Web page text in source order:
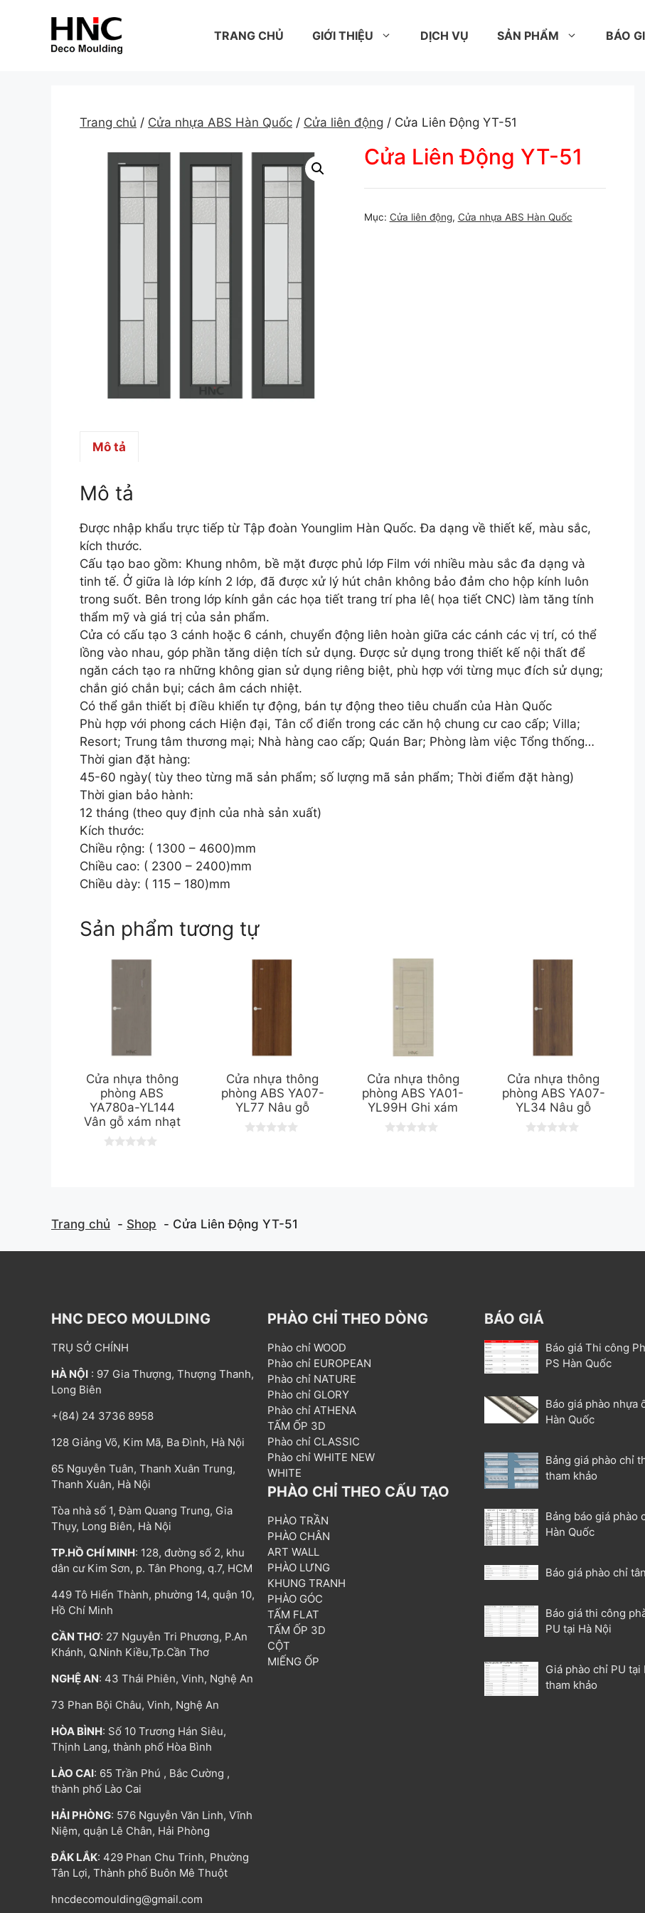
TRANG CHỦ GIỚI THIỆU DỊCH VỤ SẢN PHẨM BÁO
Trang chủ / Cửa nhựa ABS Hàn Quốc / Cửa liên động / Cửa Liên Động YT-51
Cửa Liên Động YT-51
Mục: Cửa liên động, Cửa nhựa ABS Hàn Quốc
Mô tả
Mô tả
Được nhập khẩu trực tiếp từ Tập đoàn Younglim Hàn Quốc. Đa dạng về thiết kế, màu sắc,
kích thước.
Cấu tạo bao gồm: Khung nhôm, bề mặt được phủ lớp Film với nhiều màu sắc đa dạng và
tinh tế. Ở giữa là lớp kính 2 lớp, đã được xử lý hút chân không bảo đảm cho hộp kính luôn
trong suốt. Bên trong lớp kính gắn các họa tiết trang trí pha lê( họa tiết CNC) làm tăng tính
thẩm mỹ và giá trị của sản phẩm.
Cửa có cấu tạo 3 cánh hoặc 6 cánh, chuyển động liên hoàn giữa các cánh các vị trí, có thể
lồng vào nhau, góp phần tăng diện tích sử dụng. Được sử dụng trong thiết kế nội thất để
ngăn cách tạo ra những không gian sử dụng riêng biệt, phù hợp với từng mục đích sử dụng;
chắn gió chắn bụi; cách âm cách nhiệt.
Có thể gắn thiết bị điều khiển tự động, bán tự động theo tiêu chuẩn của Hàn Quốc
Phù hợp với phong cách Hiện đại, Tân cổ điển trong các căn hộ chung cư cao cấp; Villa;
Resort; Trung tâm thương mại; Nhà hàng cao cấp; Quán Bar; Phòng làm việc Tổng thống…
Thời gian đặt hàng:
45-60 ngày( tùy theo từng mã sản phẩm; số lượng mã sản phẩm; Thời điểm đặt hàng)
Thời gian bảo hành:
12 tháng (theo quy định của nhà sản xuất)
Kích thước:
Chiều rộng: ( 1300 – 4600)mm
Chiều cao: ( 2300 – 2400)mm
Chiều dày: ( 115 – 180)mm
Sản phẩm tương tự
Cửa nhựa thông
phòng ABS
YA780a-YL144
Vân gỗ xám nhạt
Cửa nhựa thông
phòng ABS YA07-
YL77 Nâu gỗ
Cửa nhựa thông
phòng ABS YA01-
YL99H Ghi xám
Cửa nhựa thông
phòng ABS YA07-
YL34 Nâu gỗ
Trang chủ Shop Cửa Liên Động YT-51
HNC DECO MOULDING
TRỤ SỞ CHÍNH
HÀ NỘI : 97 Gia Thượng, Thượng Thanh,
Long Biên
+(84) 24 3736 8958
128 Giảng Võ, Kim Mã, Ba Đình, Hà Nội
65 Nguyễn Tuân, Thanh Xuân Trung,
Thanh Xuân, Hà Nội
Tòa nhà số 1, Đàm Quang Trung, Gia
Thụy, Long Biên, Hà Nội
TP.HỒ CHÍ MINH: 128, đường số 2, khu
dân cư Kim Sơn, p. Tân Phong, q.7, HCM
449 Tô Hiến Thành, phường 14, quận 10,
Hồ Chí Minh
CẦN THƠ: 27 Nguyễn Tri Phương, P.An
Khánh, Q.Ninh Kiều,Tp.Cần Thơ
NGHỆ AN: 43 Thái Phiên, Vinh, Nghệ An
73 Phan Bội Châu, Vinh, Nghệ An
HÒA BÌNH: Số 10 Trương Hán Siêu,
Thịnh Lang, thành phố Hòa Bình
LÀO CAI: 65 Trần Phú , Bắc Cường ,
thành phố Lào Cai
HẢI PHÒNG: 576 Nguyễn Văn Linh, Vĩnh
Niệm, quận Lê Chân, Hải Phòng
ĐẮK LẮK: 429 Phan Chu Trinh, Phường
Tân Lợi, Thành phố Buôn Mê Thuột
hncdecomoulding@gmail.com
PHÀO CHỈ THEO DÒNG
Phào chỉ WOOD
Phào chỉ EUROPEAN
Phào chỉ NATURE
Phào chỉ GLORY
Phào chỉ ATHENA
TẤM ỐP 3D
Phào chỉ CLASSIC
Phào chỉ WHITE NEW
WHITE
PHÀO CHỈ THEO CẤU TẠO
PHÀO TRẦN
PHÀO CHÂN
ART WALL
PHÀO LƯNG
KHUNG TRANH
PHÀO GÓC
TẤM FLAT
TẤM ỐP 3D
CỘT
MIẾNG ỐP
BÁO GIÁ
Báo giá Thi công
PS Hàn Quốc
Báo giá phào nhựa
Hàn Quốc
Bảng giá phào chỉ
tham khảo
Bảng báo giá phào
Hàn Quốc
Báo giá phào chỉ
Báo giá thi công
PU tại Hà Nội
Giá phào chỉ PU tại
tham khảo